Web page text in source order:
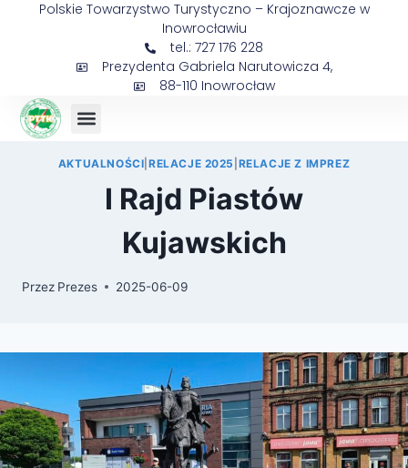
Polskie Towarzystwo Turystyczno – Krajoznawcze w
Inowrocławiu
tel.: 727 176 228
Prezydenta Gabriela Narutowicza 4,
88-110 Inowrocław
AKTUALNOŚCI RELACJE 2025 RELACJE Z IMPREZ
I Rajd Piastów
Kujawskich
Przez Prezes 2025-06-09